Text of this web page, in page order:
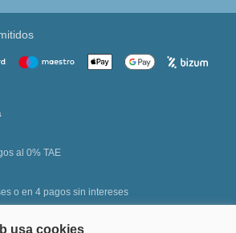
al 0% TAE
o en 4 pagos sin intereses